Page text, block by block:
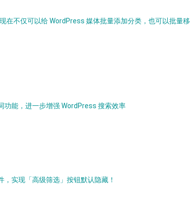
在不仅可以给 WordPress 媒体批量添加分类，也可以批量移
功能，进一步增强 WordPress 搜索效率
实现「高级筛选」按钮默认隐藏！